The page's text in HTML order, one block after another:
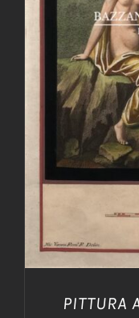
AGGIUNGI
PITTURA